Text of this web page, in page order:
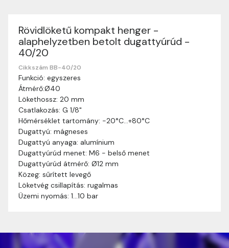
Rövidlöketű kompakt henger -
alaphelyzetben betolt dugattyúrúd -
40/20
Cikkszám BB-40/20
Funkció: egyszeres
Átmérő:Ø40
Lökethossz: 20 mm
Csatlakozás: G 1/8"
Hőmérséklet tartomány: -20°C…+80°C
Dugattyú: mágneses
Dugattyú anyaga: alumínium
Dugattyúrúd menet: M6 - belső menet
Dugattyúrúd átmérő: Ø12 mm
Közeg: sűrített levegő
Löketvég csillapítás: rugalmas
Üzemi nyomás: 1…10 bar
Szállítási információk
Nagyon köszönjük, hogy webshopunkat választottátok
vásárlásaitokhoz. Az alábbiakban megtaláljátok szállítási
információinkat, hogy a vásárlásotok gördülékenyen és
zökkenőmentesen történhessen.
Szállítási idő:
munkanapon belül kézbesítjük. Amennyiben
valamilyen okból kifolyólag a szállítás hosszabb
ideig tart, előre értesítünk benneteket.
Szállítási díj: A szállítási díj függ a termék súlyától
és a szállítási cím távolságától. A pontos szállítási
díjat a vásárlás folyamata során megtekinthetitek,
mielőtt a rendelést véglegesítitek.